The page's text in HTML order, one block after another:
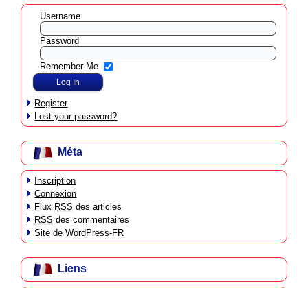
Username
Password
Remember Me
Register
Lost your password?
Méta
Inscription
Connexion
Flux RSS des articles
RSS des commentaires
Site de WordPress-FR
Liens